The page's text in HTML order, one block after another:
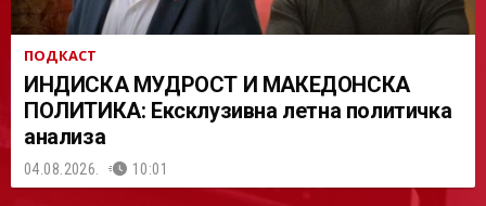
ПОДКАСТ
ИНДИСКА МУДРОСТ И МАКЕДОНСКА
ПОЛИТИКА: Ексклузивна летна политичка
анализа
04.08.2026. 10:01